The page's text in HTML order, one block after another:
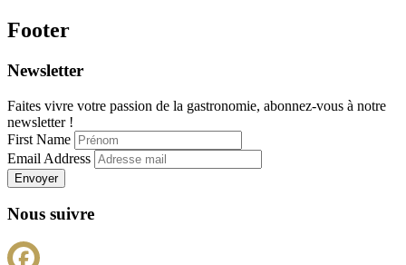
Footer
Newsletter
Faites vivre votre passion de la gastronomie, abonnez-vous à notre
newsletter !
First Name
Email Address
Envoyer
Nous suivre